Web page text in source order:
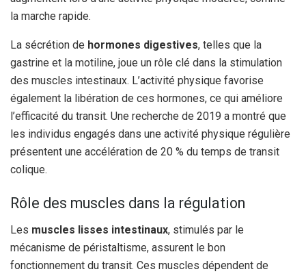
la marche rapide.
La sécrétion de hormones digestives, telles que la
gastrine et la motiline, joue un rôle clé dans la stimulation
des muscles intestinaux. L’activité physique favorise
également la libération de ces hormones, ce qui améliore
l’efficacité du transit. Une recherche de 2019 a montré que
les individus engagés dans une activité physique régulière
présentent une accélération de 20 % du temps de transit
colique.
Rôle des muscles dans la régulation
Les muscles lisses intestinaux, stimulés par le
mécanisme de péristaltisme, assurent le bon
fonctionnement du transit. Ces muscles dépendent de